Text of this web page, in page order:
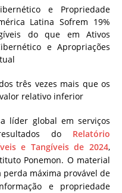
e Propriedade
Latina Sofrem 19%
do que em Ativos
e Apropriações
três vezes mais que os
relativo inferior
líder global em serviços
do Relatório
e Tangíveis de 2024,
Ponemon. O material
perda máxima provável de
e propriedade